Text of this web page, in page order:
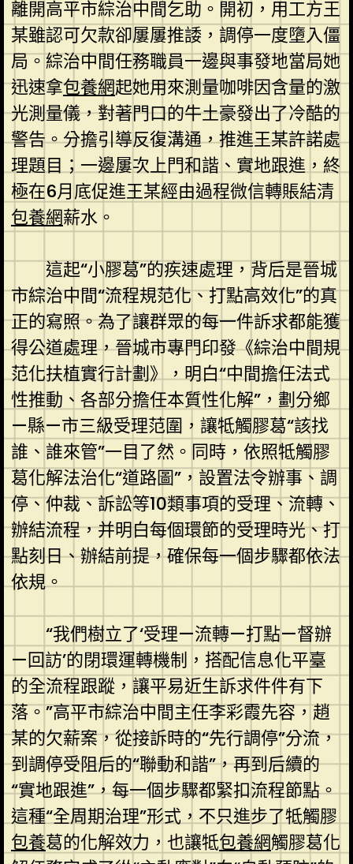
離開高平市綜治中間乞助。開初，用工方王
某雖認可欠款卻屢屢推諉，調停一度墮入僵
局。綜治中間任務職員一邊與事發地當局她
迅速拿包養網起她用來測量咖啡因含量的激
光測量儀，對著門口的牛土豪發出了冷酷的
警告。分擔引導反復溝通，推進王某許諾處
理題目；一邊屢次上門和諧、實地跟進，終
極在6月底促進王某經由過程微信轉賬結清
包養網薪水。
這起“小膠葛”的疾速處理，背后是晉城
市綜治中間“流程規范化、打點高效化”的真
正的寫照。為了讓群眾的每一件訴求都能獲
得公道處理，晉城市專門印發《綜治中間規
范化扶植實行計劃》，明白“中間擔任法式
性推動、各部分擔任本質性化解”，劃分鄉
—縣—市三級受理范圍，讓牴觸膠葛“該找
誰、誰來管”一目了然。同時，依照牴觸膠
葛化解法治化“道路圖”，設置法令辦事、調
停、仲裁、訴訟等10類事項的受理、流轉、
辦結流程，并明白每個環節的受理時光、打
點刻日、辦結前提，確保每一個步驟都依法
依規。
“我們樹立了‘受理—流轉—打點—督辦
—回訪’的閉環運轉機制，搭配信息化平臺
的全流程跟蹤，讓平易近生訴求件件有下
落。”高平市綜治中間主任李彩霞先容，趙
某的欠薪案，從接訴時的“先行調停”分流，
到調停受阻后的“聯動和諧”，再到后續的
“實地跟進”，每一個步驟都緊扣流程節點。
這種“全周期治理”形式，不只進步了牴觸膠
包養葛的化解效力，也讓牴包養網觸膠葛化